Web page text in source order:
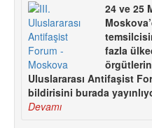
24 ve 25
fazla
örgütlerin
Uluslararası Antifaşist
bildirisini burada
Devamı